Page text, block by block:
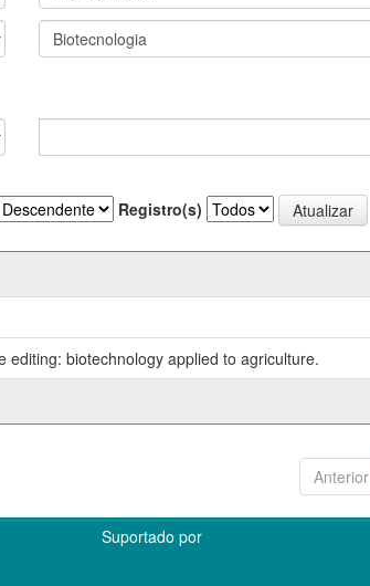
Registro(s)
editing: biotechnology applied to agriculture.
Anterior
Suportado por